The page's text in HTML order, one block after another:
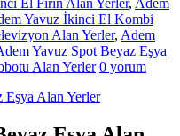
Yavuz İkinci El Kombi
Alan Yerler, Adem
Yavuz Spot Beyaz Eşya
Alan Yerler 0 yorum